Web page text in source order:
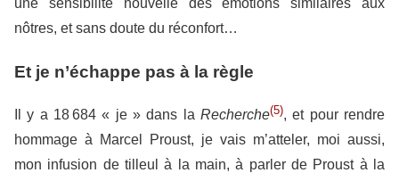
nôtres, et sans doute du réconfort…
Et je n’échappe pas à la règle
Il y a 18 684 « je » dans la Recherche(5), et pour rendre
hommage à Marcel Proust, je vais m’atteler, moi aussi,
mon infusion de tilleul à la main, à parler de Proust à la